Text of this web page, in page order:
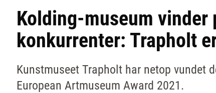
Kolding-museum
konkurrenter: Trapholt
Kunstmuseet Trapholt har netop vundet
European Artmuseum Award 2021.